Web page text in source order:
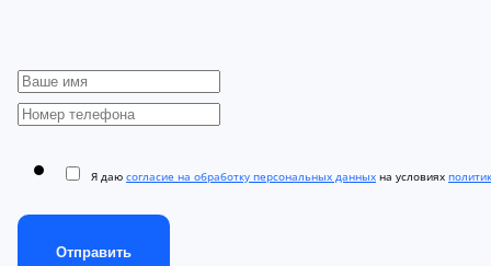
Я даю согласие на обработку персональных данных на условиях
Отправить